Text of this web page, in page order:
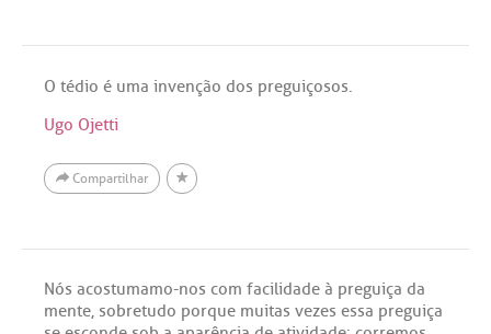
O tédio é uma invenção dos preguiçosos.
Ugo Ojetti
Compartilhar
Nós acostumamo-nos com facilidade à preguiça da
mente, sobretudo porque muitas vezes essa preguiça